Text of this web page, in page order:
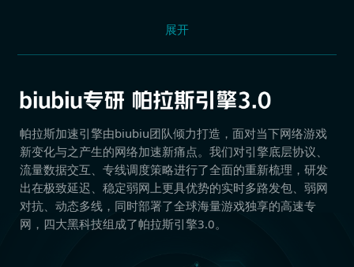
展开
帕拉斯加速引擎由biubiu团队倾力打造，面对当下网络游戏
新变化与之产生的网络加速新痛点。我们对引擎底层协议、
流量数据交互、专线调度策略进行了全面的重新梳理，研发
出在极致延迟、稳定弱网上更具优势的实时多路发包、弱网
对抗、动态多线，同时部署了全球海量游戏独享的高速专
网，四大黑科技组成了帕拉斯引擎3.0。